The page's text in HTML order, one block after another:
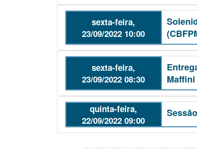
sexta-feira,
23/09/2022 10:00
sexta-feira,
23/09/2022 08:30
Maffini
quinta-feira,
22/09/2022 09:00